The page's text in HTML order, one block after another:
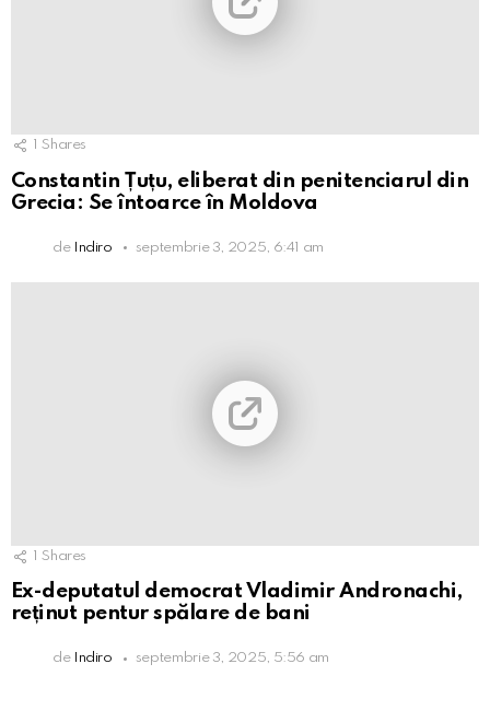
1 Shares
Constantin Țuțu, eliberat din penitenciarul din
Grecia: Se întoarce în Moldova
de Indiro septembrie 3, 2025, 6:41 am
1 Shares
Ex-deputatul democrat Vladimir Andronachi,
reținut pentur spălare de bani
de Indiro septembrie 3, 2025, 5:56 am